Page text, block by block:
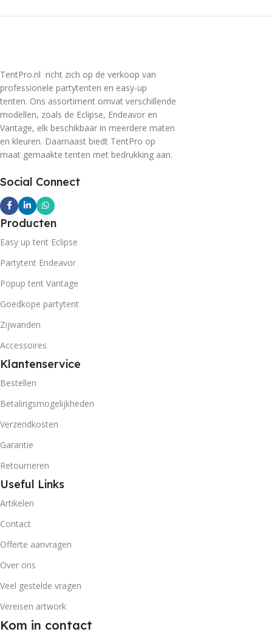
TentPro.nl richt zich op de verkoop van
professionele partytenten en easy-up
tenten. Ons assortiment omvat verschillende
modellen, zoals de Eclipse, Endeavor en
Vantage, elk beschikbaar in meerdere maten
en kleuren. Daarnaast biedt TentPro op
maat gemaakte tenten met bedrukking aan.
Social Connect
Producten
Easy up tent Eclipse
Partytent Endeavor
Popup tent Vantage
Goedkope partytent
Zijwanden
Accessoires
Klantenservice
Bestellen
Betalingsmogelijkheden
Verzendkosten
Garantie
Retourneren
Useful Links
Artikelen
Contact
Offerte aanvragen
Over ons
Veel gestelde vragen
Vereisen artwork
Kom in contact